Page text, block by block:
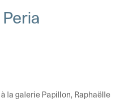
Peria
la galerie Papillon, Raphaëlle